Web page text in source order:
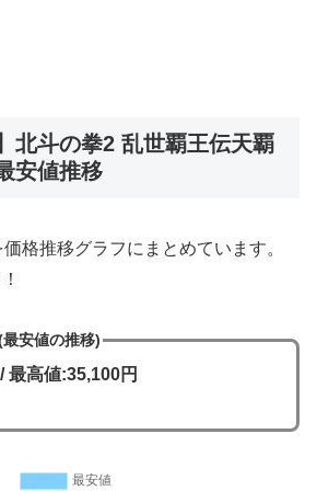
北斗の拳2 乱世覇王伝天覇
安値推移
格推移グラフにまとめています。
安値の推移)
最高値:35,100円